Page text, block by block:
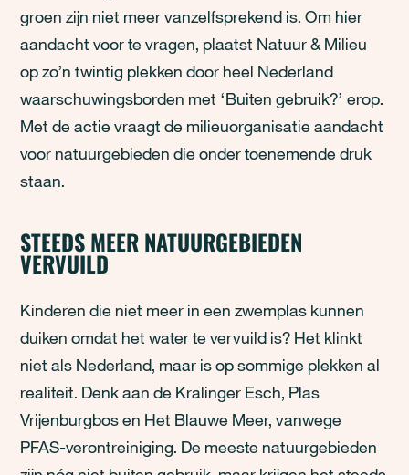
groen zijn niet meer vanzelfsprekend is. Om hier
aandacht voor te vragen, plaatst Natuur & Milieu
op zo’n twintig plekken door heel Nederland
waarschuwingsborden met ‘Buiten gebruik?’ erop.
Met de actie vraagt de milieuorganisatie aandacht
voor natuurgebieden die onder toenemende druk
staan.
STEEDS MEER NATUURGEBIEDEN
VERVUILD
Kinderen die niet meer in een zwemplas kunnen
duiken omdat het water te vervuild is? Het klinkt
niet als Nederland, maar is op sommige plekken al
realiteit. Denk aan de Kralinger Esch, Plas
Vrijenburgbos en Het Blauwe Meer, vanwege
PFAS-verontreiniging. De meeste natuurgebieden